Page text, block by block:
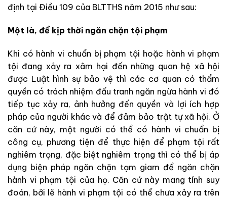
định tại Điều 109 của BLTTHS năm 2015 như sau:
Một là, để kịp thời ngăn chặn tội phạm
Khi có hành vi chuẩn bị phạm tội hoặc hành vi phạm
tội đang xảy ra xâm hại đến những quan hệ xã hội
được Luật hình sự bảo vệ thì các cơ quan có thẩm
quyền có trách nhiệm đấu tranh ngăn ngừa hành vi đó
tiếp tục xảy ra, ảnh hưởng đến quyền và lợi ích hợp
pháp của người khác và để đảm bảo trật tự xã hội. Ở
căn cứ này, một người có thể có hành vi chuẩn bị
công cụ, phương tiện để thực hiện để phạm tội rất
nghiêm trọng, đặc biệt nghiêm trọng thì có thể bị áp
dụng biện pháp ngăn chặn tạm giam để ngăn chặn
hành vi phạm tội của họ. Căn cứ này mang tính suy
đoán, bởi lẽ hành vi phạm tội có thể chưa xảy ra trên